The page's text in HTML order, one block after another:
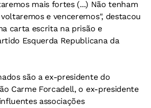
mais fortes (...) Não tenham
e venceremos", destacou
carta escrita na prisão e
Esquerda Republicana da
são a ex-presidente do
Carme Forcadell, o ex-presidente
associações